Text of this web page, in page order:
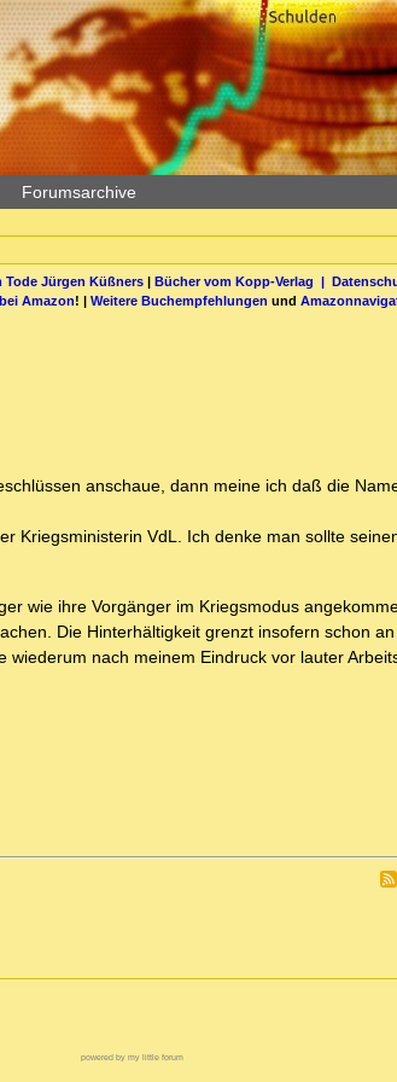
Forumsarchive
Tode Jürgen Küßners| Bücher vom Kopp-Verlag |
Amazon! | Weitere Buchempfehlungen und
anschaue, dann meine ich daß die
Kriegsministerin VdL. Ich denke man sollte
wie ihre Vorgänger im Kriegsmodus
Die Hinterhältigkeit grenzt insofern schon
nach meinem Eindruck vor lauter
powered by my little forum